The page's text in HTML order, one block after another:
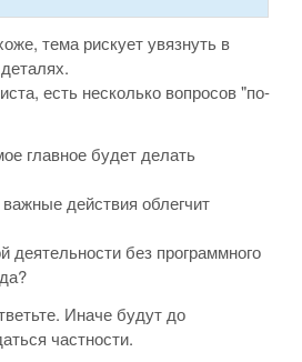
тема рискует увязнуть в
есть несколько вопросов "по-
главное будет делать
действия облегчит
деятельности без программного
Иначе будут до
частности.